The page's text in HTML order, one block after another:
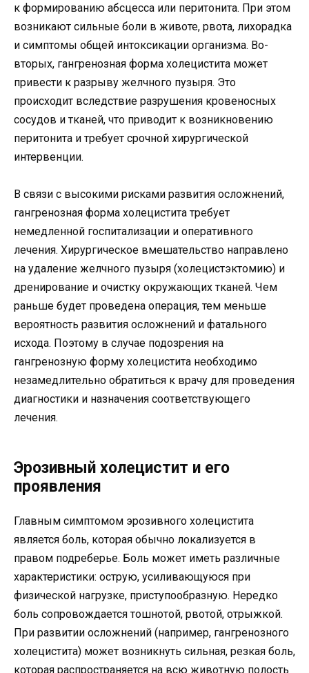
к формированию абсцесса или перитонита. При этом
возникают сильные боли в животе, рвота, лихорадка
и симптомы общей интоксикации организма. Во-
вторых, гангренозная форма холецистита может
привести к разрыву желчного пузыря. Это
происходит вследствие разрушения кровеносных
сосудов и тканей, что приводит к возникновению
перитонита и требует срочной хирургической
интервенции.
В связи с высокими рисками развития осложнений,
гангренозная форма холецистита требует
немедленной госпитализации и оперативного
лечения. Хирургическое вмешательство направлено
на удаление желчного пузыря (холецистэктомию) и
дренирование и очистку окружающих тканей. Чем
раньше будет проведена операция, тем меньше
вероятность развития осложнений и фатального
исхода. Поэтому в случае подозрения на
гангренозную форму холецистита необходимо
незамедлительно обратиться к врачу для проведения
диагностики и назначения соответствующего
лечения.
Эрозивный холецистит и его
проявления
Главным симптомом эрозивного холецистита
является боль, которая обычно локализуется в
правом подреберье. Боль может иметь различные
характеристики: острую, усиливающуюся при
физической нагрузке, приступообразную. Нередко
боль сопровождается тошнотой, рвотой, отрыжкой.
При развитии осложнений (например, гангренозного
холецистита) может возникнуть сильная, резкая боль,
которая распространяется на всю животную полость